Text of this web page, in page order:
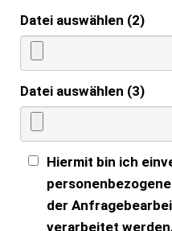
Datei auswählen (2)
Datei auswählen (3)
Hiermit bin ich
der
verarbeitet